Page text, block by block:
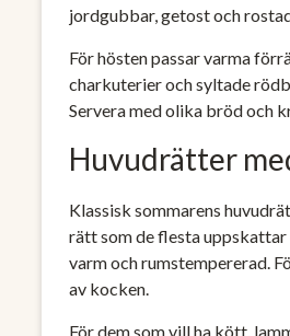
jordgubbar, getost och
För hösten passar varma
charkuterier och syltade
Servera med olika bröd och
Huvudrätter
Klassisk sommarens
rätt som de flesta
varm och rumstempererad.
av kocken.
För dem som vill ha kött,